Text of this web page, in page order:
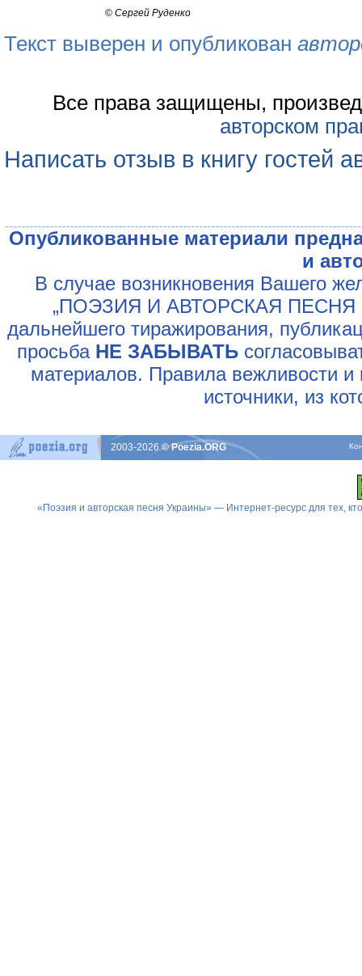
© Сергей Руденко
Текст выверен и опубликован
Все права защищены,
авторском
Написать отзыв в книгу гостей
Опубликованные материали
и
В случае возникновения Вашего
„ПОЭЗИЯ И АВТОРСКАЯ ПЕСНЯ
дальнейшего тиражирования,
просьба НЕ ЗАБЫВАТЬ
материалов. Правила вежливости и
источники, из
2003-2026© Poezia.ORG
«Поэзия и авторская песня Украины» — Интернет-ресурс для тех,